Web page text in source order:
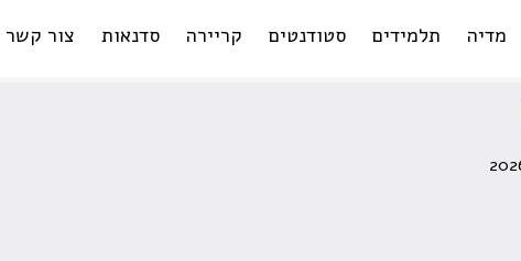
מדיה תלמידים סטודנטים קריירה סדנאות צור קשר